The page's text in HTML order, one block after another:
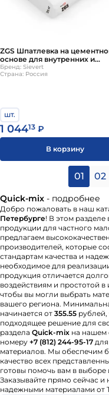
ZGS Шпатлевка на
основе для внутренних и
наружных работ, серый, ГЛ
Бренд: Sievert
Страна: Россия
шт.
1 04413 ₽
В корзину
01 02
Quick-mix - подробнее
Добро пожаловать в наш
Петербурге! В этом
продукции для частного
предлагаем
производителей, которые
стандартам качества и
необходимое для
продукция отличается
воздействиям и простотой
чтобы вы могли выбрать
вашего региона.
начинается от 355.55 рублей,
подходящее решение для
раздела Quick-mix на нашем
номеру +7 (812) 244-95-17
материалов. Мы обеспечим
качество всех
готовы помочь вам в выборе
Заказывайте прямо сейчас и
надежными материалами от